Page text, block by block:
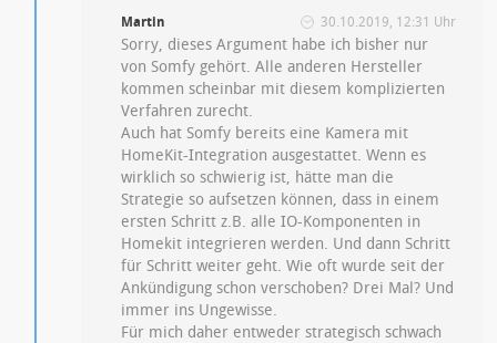
Martin 30.10.2019, 12:31 Uhr
Sorry, dieses Argument habe ich bisher nur
von Somfy gehört. Alle anderen Hersteller
kommen scheinbar mit diesem komplizierten
Verfahren zurecht.
Auch hat Somfy bereits eine Kamera mit
HomeKit-Integration ausgestattet. Wenn es
wirklich so schwierig ist, hätte man die
Strategie so aufsetzen können, dass in einem
ersten Schritt z.B. alle IO-Komponenten in
Homekit integrieren werden. Und dann Schritt
für Schritt weiter geht. Wie oft wurde seit der
Ankündigung schon verschoben? Drei Mal? Und
immer ins Ungewisse.
Für mich daher entweder strategisch schwach